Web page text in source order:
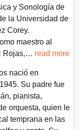
y Sonología de
la Universidad de
Corey.
maestro al
Rojas,… read more
nació en
Su padre fue
pianista,
orquesta, quien le
temprana en las